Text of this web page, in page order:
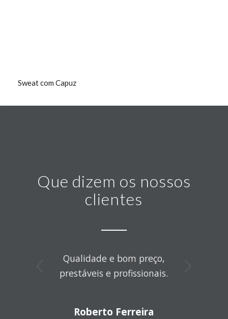
Sweat com Capuz
Que dizem os nossos
clientes
Qualidade e bom preço,
prestáveis e profissionais.
Roberto Ferreira
Next